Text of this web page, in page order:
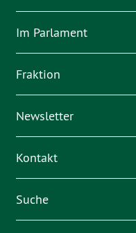
Im Parlament
Fraktion
Newsletter
Kontakt
Suche